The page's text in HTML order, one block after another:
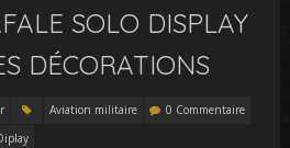
SOLO DISPLAY
DÉCORATIONS
Aviation militaire
0 Commentaire